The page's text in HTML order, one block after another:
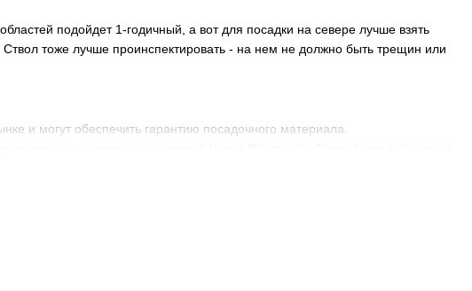
подойдет 1-годичный, а вот для посадки на севере лучше взять
тоже лучше проинспектировать - на нем не должно быть трещин или
и могут обеспечить гарантию посадочного материала.